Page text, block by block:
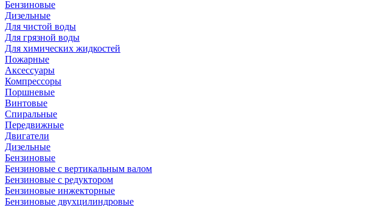
Бензиновые
Дизельные
Для чистой воды
Для грязной воды
Для химических жидкостей
Пожарные
Аксессуары
Компрессоры
Поршневые
Винтовые
Спиральные
Передвижные
Двигатели
Дизельные
Бензиновые
Бензиновые с вертикальным валом
Бензиновые с редуктором
Бензиновые инжекторные
Бензиновые двухцилиндровые